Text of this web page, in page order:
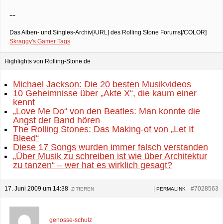
--
Das Alben- und Singles-Archiv[/URL] des Rolling Stone Forums[/COLOR]
Skraggy's Gamer Tags
Highlights von Rolling-Stone.de
Michael Jackson: Die 20 besten Musikvideos
10 Geheimnisse über „Akte X“, die kaum einer
kennt
„Love Me Do“ von den Beatles: Man konnte die
Angst der Band hören
The Rolling Stones: Das Making-of von „Let It
Bleed“
Diese 17 Songs wurden immer falsch verstanden
„Über Musik zu schreiben ist wie über Architektur
zu tanzen“ – wer hat es wirklich gesagt?
17. Juni 2009 um 14:38 #7028563
PERMALINK
ZITIEREN
genosse-schulz